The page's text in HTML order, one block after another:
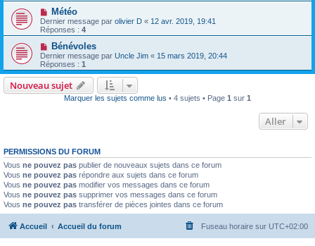
Météo
Dernier message par olivier D « 12 avr. 2019, 19:41
Réponses : 4
Bénévoles
Dernier message par Uncle Jim « 15 mars 2019, 20:44
Réponses : 1
Nouveau sujet
Marquer les sujets comme lus • 4 sujets • Page 1 sur 1
Aller
PERMISSIONS DU FORUM
Vous ne pouvez pas publier de nouveaux sujets dans ce forum
Vous ne pouvez pas répondre aux sujets dans ce forum
Vous ne pouvez pas modifier vos messages dans ce forum
Vous ne pouvez pas supprimer vos messages dans ce forum
Vous ne pouvez pas transférer de pièces jointes dans ce forum
Accueil Accueil du forum Fuseau horaire sur UTC+02:00